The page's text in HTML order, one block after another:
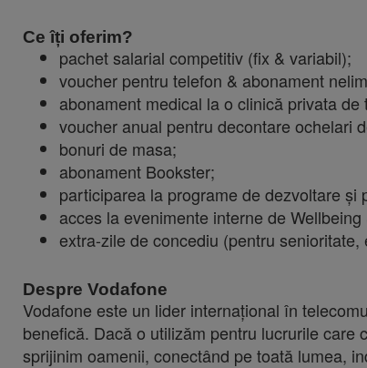
Ce îți oferim?
pachet salarial competitiv (fix & variabil);
voucher pentru telefon & abonament
abonament medical la o clinică privata
voucher anual pentru decontare ochelari
bonuri de masa;
abonament Bookster;
participarea la programe de dezvoltare
acces la evenimente interne de
extra-zile de concediu (pentru
Despre Vodafone
Vodafone este un lider internațional în
benefică. Dacă o utilizăm pentru lucrurile
sprijinim oamenii, conectând pe toată lumea,